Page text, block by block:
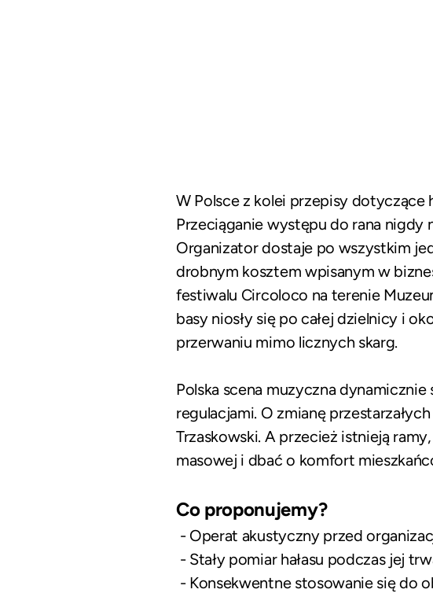
W Polsce z kolei przepisy dotyczące
Przeciąganie występu do rana nigdy
Organizator dostaje po wszystkim
drobnym kosztem wpisanym w
festiwalu Circoloco na terenie
basy niosły się po całej dzielnicy i
przerwaniu mimo licznych skarg.
Polska scena muzyczna
regulacjami. O zmianę
Trzaskowski. A przecież istnieją
masowej i dbać o komfort
Co proponujemy?
- Operat akustyczny przed
- Stały pomiar hałasu podczas jej
- Konsekwentne stosowanie się do